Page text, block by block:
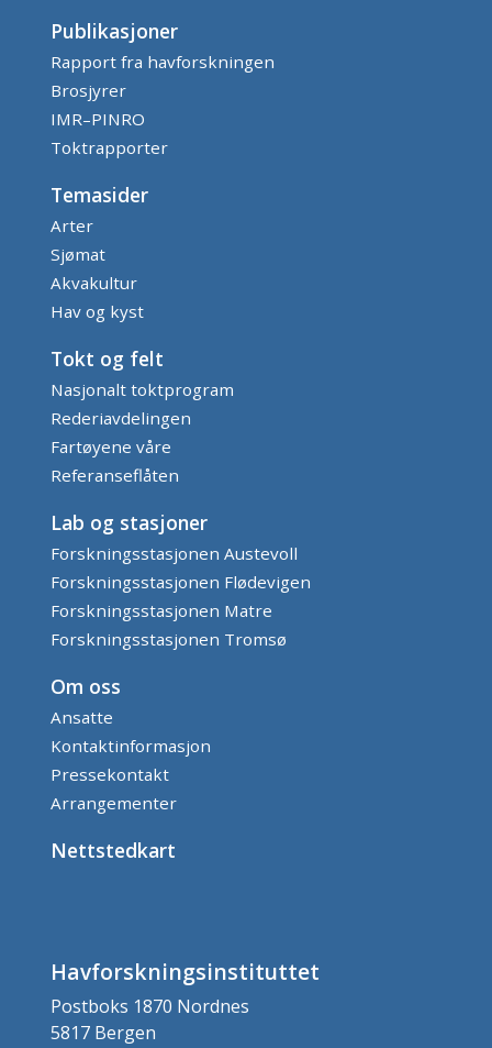
Publikasjoner
Rapport fra havforskningen
Brosjyrer
IMR–PINRO
Toktrapporter
Temasider
Arter
Sjømat
Akvakultur
Hav og kyst
Tokt og felt
Nasjonalt toktprogram
Rederiavdelingen
Fartøyene våre
Referanseflåten
Lab og stasjoner
Forskningsstasjonen Austevoll
Forskningsstasjonen Flødevigen
Forskningsstasjonen Matre
Forskningsstasjonen Tromsø
Om oss
Ansatte
Kontaktinformasjon
Pressekontakt
Arrangementer
Nettstedkart
Havforskningsinstituttet
Postboks 1870 Nordnes
5817 Bergen